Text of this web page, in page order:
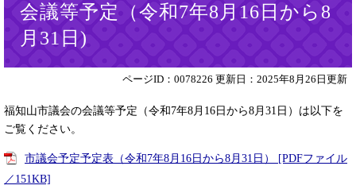
会議等予定（令和7年8月16日から8
月31日)
ページID：0078226 更新日：2025年8月26日更新
福知山市議会の会議等予定（令和7年8月16日から8月31日）は以下を
ご覧ください。
市議会予定予定表（令和7年8月16日から8月31日） [PDFファイル
／151KB]